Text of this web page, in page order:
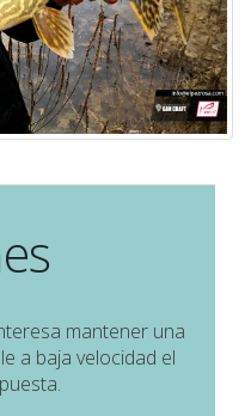
mantener una
a baja velocidad el